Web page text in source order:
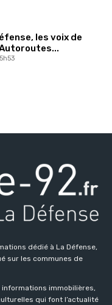
les voix de
dédié à La Défense,
sur les communes de
informations immobilières,
qui font l’actualité